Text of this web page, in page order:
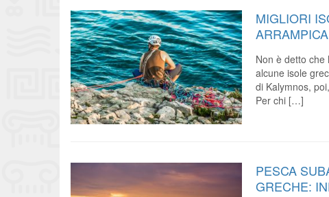
MIGLIORI
Non è detto
alcune isole
di Kalymnos,
Per chi […]
PESCA
GRECHE: